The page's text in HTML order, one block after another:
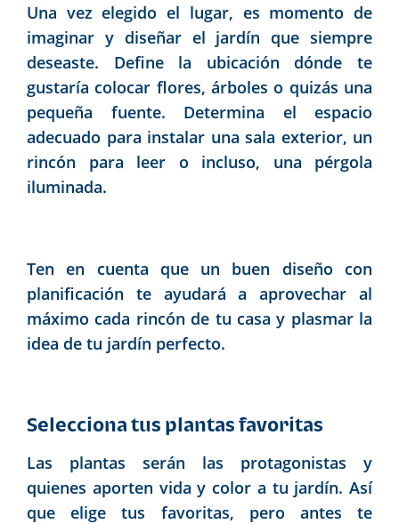
Una vez elegido el lugar, es momento de
imaginar y diseñar el jardín que siempre
deseaste. Define la ubicación dónde te
gustaría colocar flores, árboles o quizás una
pequeña fuente. Determina el espacio
adecuado para instalar una sala exterior, un
rincón para leer o incluso, una pérgola
iluminada.
Ten en cuenta que un buen diseño con
planificación te ayudará a aprovechar al
máximo cada rincón de tu casa y plasmar la
idea de tu jardín perfecto.
Selecciona tus plantas favoritas
Las plantas serán las protagonistas y
quienes aporten vida y color a tu jardín. Así
que elige tus favoritas, pero antes te